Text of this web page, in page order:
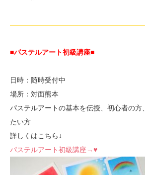
■パステルアート初級講座■
日時：随時受付中
場所：対面熊本
パステルアートの基本を伝授、初心者の方
たい方
詳しくはこちら↓
パステルアート初級講座→♥